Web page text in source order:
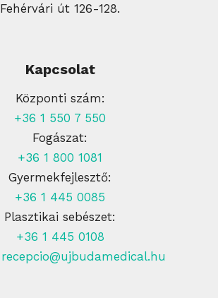
Fehérvári út 126-128.
Kapcsolat
Központi szám:
+36 1 550 7 550
Fogászat:
+36 1 800 1081
Gyermekfejlesztő:
+36 1 445 0085
Plasztikai sebészet:
+36 1 445 0108
recepcio@ujbudamedical.hu